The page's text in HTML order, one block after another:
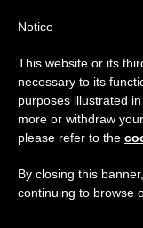
GIORNO
ULTIME NOTIZIE
Notice
This website or its
necessary to its
purposes illustrated
more or withdraw
please refer to the
By closing this
continuing to browse